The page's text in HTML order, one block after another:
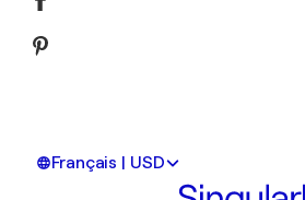
Français | USD